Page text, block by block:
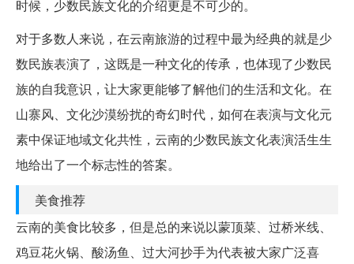
时候，少数民族文化的介绍更是不可少的。
对于多数人来说，在云南旅游的过程中最为经典的就是少
数民族表演了，这既是一种文化的传承，也体现了少数民
族的自我意识，让大家更能够了解他们的生活和文化。在
山寨风、文化沙漠纷扰的奇幻时代，如何在表演与文化元
素中保证地域文化共性，云南的少数民族文化表演活生生
地给出了一个标志性的答案。
美食推荐
云南的美食比较多，但是总的来说以蒙顶菜、过桥米线、
鸡豆花火锅、酸汤鱼、过大河抄手为代表被大家广泛喜